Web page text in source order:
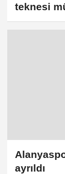
teknesi
ayrıldı